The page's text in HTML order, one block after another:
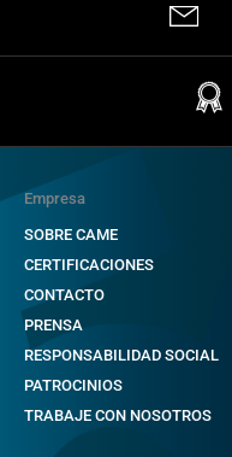
Empresa
SOBRE CAME
CERTIFICACIONES
CONTACTO
PRENSA
RESPONSABILIDAD SOCIAL
PATROCINIOS
TRABAJE CON NOSOTROS